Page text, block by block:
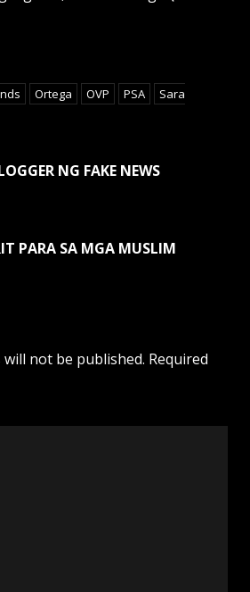
Ortega OVP PSA
Sara
NG FAKE NEWS
PARA SA MGA MUSLIM
not be published. Required